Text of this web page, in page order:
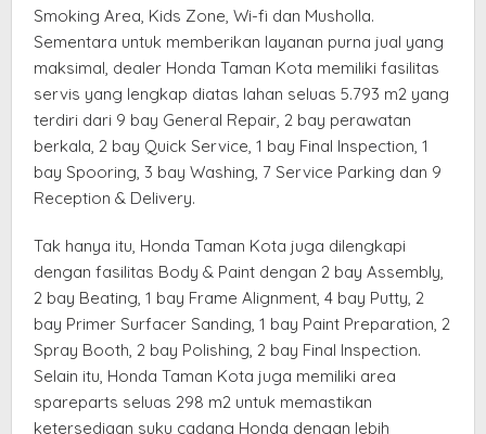
Smoking Area, Kids Zone, Wi-fi dan Musholla.
Sementara untuk memberikan layanan purna jual yang
maksimal, dealer Honda Taman Kota memiliki fasilitas
servis yang lengkap diatas lahan seluas 5.793 m2 yang
terdiri dari 9 bay General Repair, 2 bay perawatan
berkala, 2 bay Quick Service, 1 bay Final Inspection, 1
bay Spooring, 3 bay Washing, 7 Service Parking dan 9
Reception & Delivery.
Tak hanya itu, Honda Taman Kota juga dilengkapi
dengan fasilitas Body & Paint dengan 2 bay Assembly,
2 bay Beating, 1 bay Frame Alignment, 4 bay Putty, 2
bay Primer Surfacer Sanding, 1 bay Paint Preparation, 2
Spray Booth, 2 bay Polishing, 2 bay Final Inspection.
Selain itu, Honda Taman Kota juga memiliki area
spareparts seluas 298 m2 untuk memastikan
ketersediaan suku cadang Honda dengan lebih